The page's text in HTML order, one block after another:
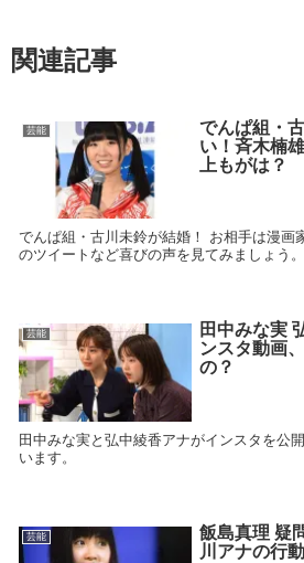
関連記事
芸能
でんぱ組・
い！斉木楠
上もがは？
でんぱ組・古川未鈴が結婚！ お相手は漫画
のツイートなど喜びの声を見てみましょう。
芸能
田中みな実
ンスタ動画
の？
田中みな実と弘中綾香アナがインスタを公
います。
芸能
飯島真理 疑
川アナの行